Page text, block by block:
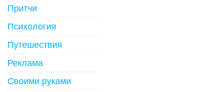
Притчи
Психология
Путешествия
Реклама
Своими руками